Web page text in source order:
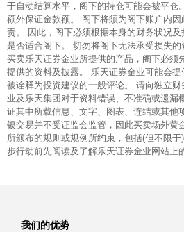
于自动结算水平，阁下的持仓可能会被平仓
额外保证金款额。 阁下将须为阁下账户内
责。 因此，阁下必须根据本身的财务状况
是否适合阁下。 切勿将阁下无法承受损失
买卖乐天证券金业所提供的产品，阁下必须
提供的资料及披露。 乐天证券金业可能会
被诠释为投资建议的一般评论。 请向独立
业及乐天集团对于资料错误、不准确或遗漏
证其中所载信息、文字、图表、连结或其他
银交易并不受证监会监管，因此买卖场外黄
所颁布的规则或规例所约束，包括(但不限
步行动前先阅读及了解乐天证券金业网站上
我们的优势